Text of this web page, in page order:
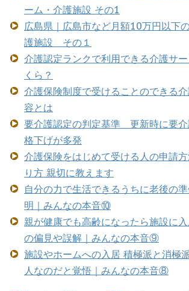
ーム・介護施設 その1
広島県｜広島市など月額10万円以下
護施設 その１
介護認定ランクで利用できる介護サ
くら？
介護保険制度で受けることのできる
容とは
要介護認定の判定基準 更新時に要
格下げが多発
介護保険をはじめて受ける人の申請
り方 親切に教えます
自分の力で生活できるうちに老後の
明｜みんなの本音⑩
親が健康でも高齢になったら施設に
の偏見や誤解｜みんなの本音⑨
施設やホームへの入居 積極派と消極
人なのだと覚悟｜みんなの本音⑧